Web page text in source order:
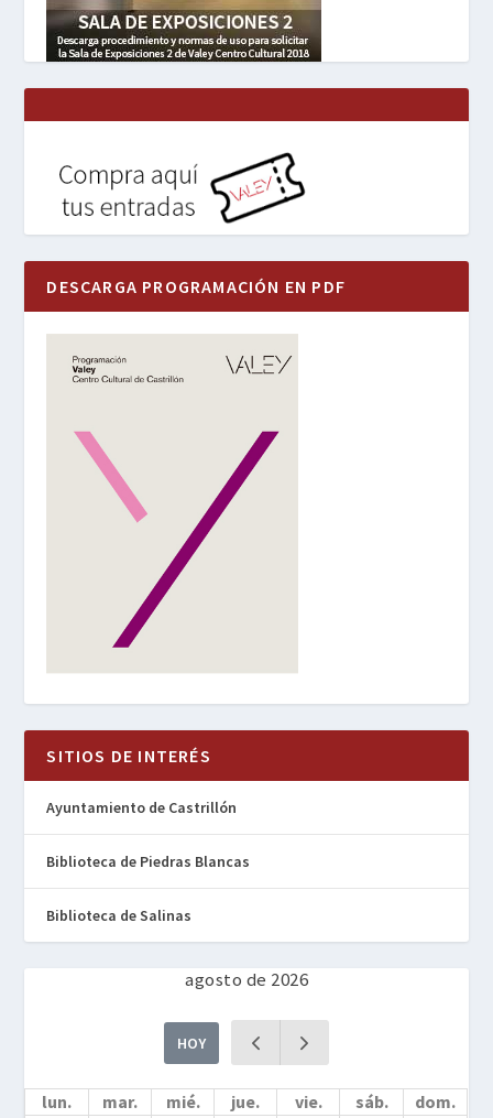
DESCARGA PROGRAMACIÓN EN PDF
SITIOS DE INTERÉS
Ayuntamiento de Castrillón
Biblioteca de Piedras Blancas
Biblioteca de Salinas
agosto de 2026
HOY
lun. mar. mié. jue. vie. sáb.
dom.